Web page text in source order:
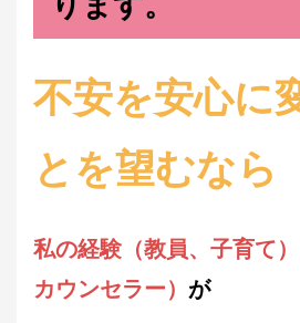
不安を安心に
とを望むなら
私の経験（教員、子育て）
カウンセラー） が